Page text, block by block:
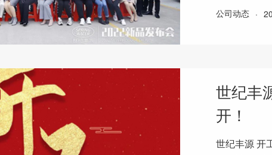
公司动态 ·
世纪丰
开！
世纪丰源 开